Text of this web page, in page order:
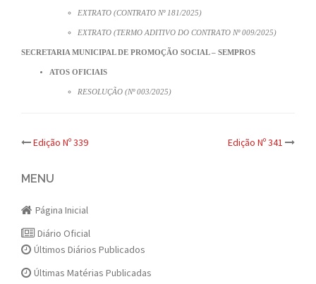
EXTRATO (CONTRATO Nº 181/2025)
EXTRATO (TERMO ADITIVO DO CONTRATO Nº 009/2025)
SECRETARIA MUNICIPAL DE PROMOÇÃO SOCIAL – SEMPROS
ATOS OFICIAIS
RESOLUÇÃO (Nº 003/2025)
Post
navigation
Edição Nº 339 Edição Nº 341
MENU
Página Inicial
Diário Oficial
Últimos Diários Publicados
Últimas Matérias Publicadas